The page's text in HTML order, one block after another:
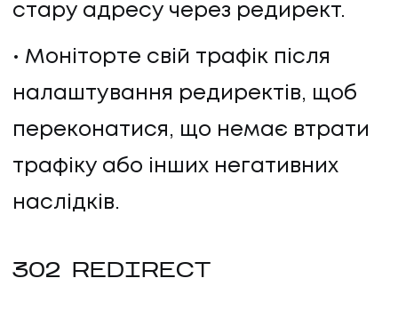
стару адресу через редирект.
Моніторте свій трафік після
налаштування редиректів, щоб
переконатися, що немає втрати
трафіку або інших негативних
наслідків.
302 REDIRECT